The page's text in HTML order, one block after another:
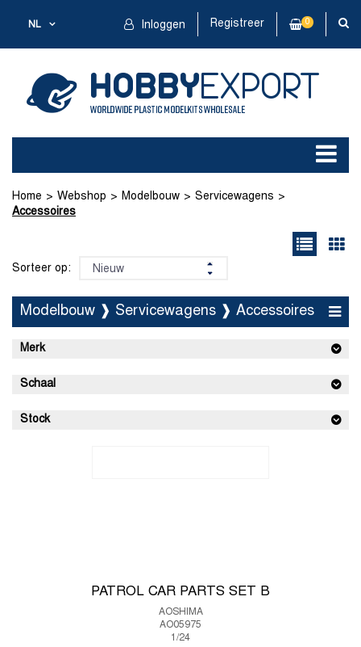
NL Inloggen Registreer 0
Home Webshop Modelbouw
Servicewagens
Accessoires
Sorteer op:
Modelbouw ❱ Servicewagens ❱ Accessoires
Merk
Schaal
Stock
PATROL CAR PARTS SET B
AOSHIMA
AO05975
1/24